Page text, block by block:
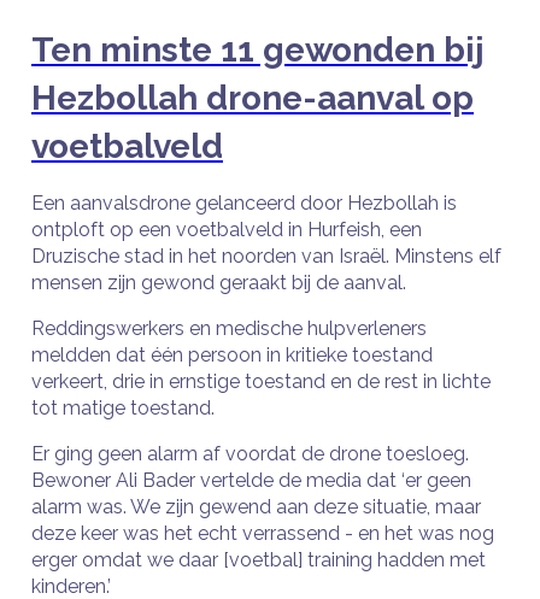
Ten minste 11 gewonden bij
Hezbollah drone-aanval op
voetbalveld
Een aanvalsdrone gelanceerd door Hezbollah is
ontploft op een voetbalveld in Hurfeish, een
Druzische stad in het noorden van Israël. Minstens elf
mensen zijn gewond geraakt bij de aanval.
Reddingswerkers en medische hulpverleners
meldden dat één persoon in kritieke toestand
verkeert, drie in ernstige toestand en de rest in lichte
tot matige toestand.
Er ging geen alarm af voordat de drone toesloeg.
Bewoner Ali Bader vertelde de media dat ‘er geen
alarm was. We zijn gewend aan deze situatie, maar
deze keer was het echt verrassend - en het was nog
erger omdat we daar [voetbal] training hadden met
kinderen.’